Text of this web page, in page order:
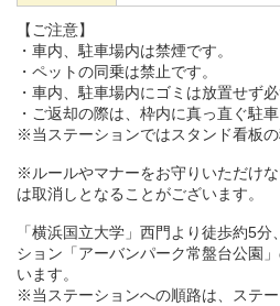
【ご注意】
・車内、駐車場内は禁煙です。
・ペットの同乗は禁止です。
・車内、駐車場内にゴミは放置せず
・ご返却の際は、枠内に真っ直ぐ駐車
※当ステーションではスタンド看板の
※ルールやマナーをお守りいただけ
は取消しとなることがございます。
「横浜国立大学」西門より徒歩約5
ション「アーバンパーク常盤台公園
います。
※当ステーションへの順路は、ステ